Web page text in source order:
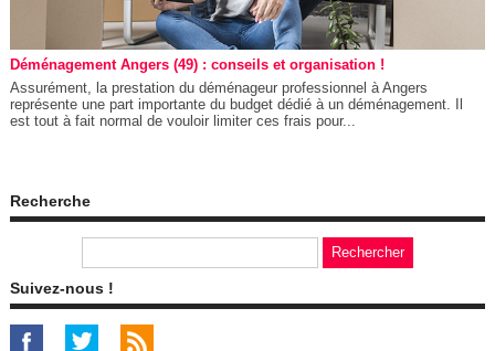
Déménagement Angers (49) : conseils et organisation !
Assurément, la prestation du déménageur professionnel à Angers
représente une part importante du budget dédié à un déménagement. Il
est tout à fait normal de vouloir limiter ces frais pour...
Recherche
Suivez-nous !